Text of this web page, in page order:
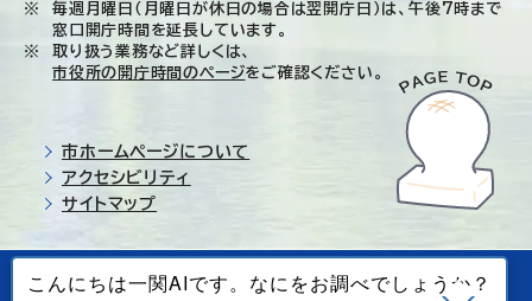
毎週月曜日（月曜日が休日の場合は翌開庁日）は、午後7時まで
窓口開庁時間を延長しています。
取り扱う業務など詳しくは、
市役所の開庁時間のページをご確認ください。
市ホームページについて
アクセシビリティ
サイトマップ
© Ichinoseki-city. All rights reserved.